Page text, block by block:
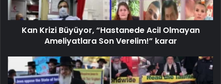
Kan Krizi Büyüyor, “Hastanede Acil Olmayan
Ameliyatlara Son Verelim!” karar